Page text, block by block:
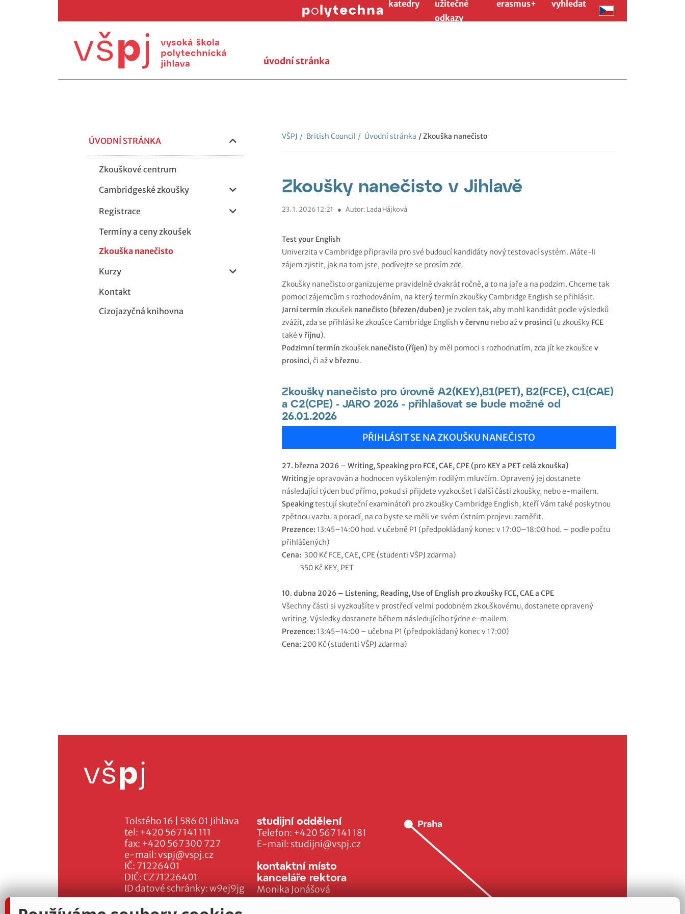
katedry
užitečné
odkazy
erasmus+ vyhledat
úvodní stránka
ÚVODNÍ STRÁNKA
Zkouškové centrum
Cambridgeské zkoušky
Registrace
Termíny a ceny zkoušek
Zkouška nanečisto
Kurzy
Kontakt
Cizojazyčná knihovna
VŠPJ / British Council / Úvodní stránka / Zkouška nanečisto
Zkoušky nanečisto v Jihlavě
23. 1. 2026 12:21 ● Autor: Lada Hájková
Test your English
Univerzita v Cambridge připravila pro své budoucí kandidáty nový testovací systém. Máte-li
zájem zjistit, jak na tom jste, podívejte se prosím zde.
Zkoušky nanečisto organizujeme pravidelně dvakrát ročně, a to na jaře a na podzim. Chceme tak
pomoci zájemcům s rozhodováním, na který termín zkoušky Cambridge English se přihlásit.
Jarní termín zkoušek nanečisto (březen/duben) je zvolen tak, aby mohl kandidát podle výsledků
zvážit, zda se přihlásí ke zkoušce Cambridge English v červnu nebo ažv prosinci (u zkoušky FCE
také v říjnu).
Podzimní termín zkoušeknanečisto (říjen) by měl pomoci s rozhodnutím, zda jít ke zkoušce v
prosinci, či ažv březnu.
Zkoušky nanečisto pro úrovně A2(KEY),B1(PET), B2(FCE), C1(CAE)
a C2(CPE) - JARO 2026 - přihlašovat se bude možné od
26.01.2026
PŘIHLÁSIT SE NA ZKOUŠKU NANEČISTO
27. března 2026– Writing, Speaking pro FCE, CAE, CPE (pro KEY a PET celá zkouška)
Writingje opravován a hodnocen vyškoleným rodilým mluvčím. Opravený jej dostanete
následující týden buď přímo, pokud si přijdete vyzkoušet i další části zkoušky, nebo e-mailem.
Speakingtestují skuteční examinátoři pro zkoušky Cambridge English, kteří Vám také poskytnou
zpětnou vazbu a poradí, na co byste se měli ve svém ústním projevu zaměřit.
Prezence: 13:45–14:00 hod. v učebně P1 (předpokládaný konec v 17:00–18:00 hod. – podle počtu
přihlášených)
Cena: 300 Kč FCE, CAE, CPE (studenti VŠPJ zdarma)
350 Kč KEY, PET
10. dubna 2026 – Listening, Reading, Use of English pro zkoušky FCE, CAE a CPE
Všechny části si vyzkoušíte v prostředí velmi podobném zkouškovému, dostanete opravený
writing. Výsledky dostanete během následujícího týdne e-mailem.
Prezence: 13:45–14:00 – učebna P1 (předpokládaný konec v 17:00)
Cena: 200 Kč (studenti VŠPJ zdarma)
Tolstého 16 | 586 01 Jihlava
tel: +420 567 141 111
fax: +420 567 300 727
e-mail:vspj@vspj.cz
IČ: 71226401
DIČ: CZ71226401
ID datové schránky: w9ej9jg
studijní oddělení
Telefon: +420 567 141 181
E-mail: studijni@vspj.cz
kontaktní místo
kanceláře rektora
Monika Jonášová
E-mail: